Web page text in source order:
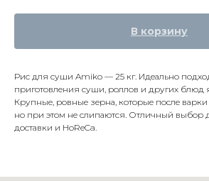
В корзину
Рис для суши Amiko — 25 кг. Идеально
приготовления суши, роллов и других блюд
Крупные, ровные зерна, которые после
но при этом не слипаются. Отличный выбор
доставки и HoReCa.